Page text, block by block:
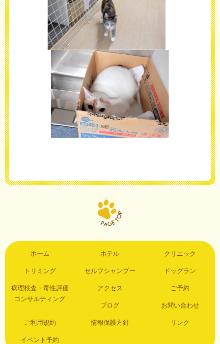
ホーム ホテル クリニック
トリミング セルフシャンプー ドッグラン
病理検査・毒性評価
コンサルティング
アクセス ご予約
ブログ お問い合わせ
ご利用規約 情報保護方針 リンク
イベント予約